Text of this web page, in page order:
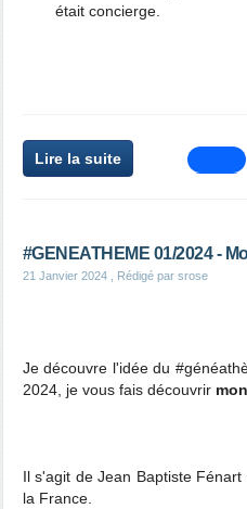
était concierge.
Lire la suite
#GENEATHEME 01/2024 -
21 Janvier 2024 , Rédigé par srose
Je découvre l'idée du
2024, je vous fais découvrir
Il s'agit de Jean Baptiste
la France.